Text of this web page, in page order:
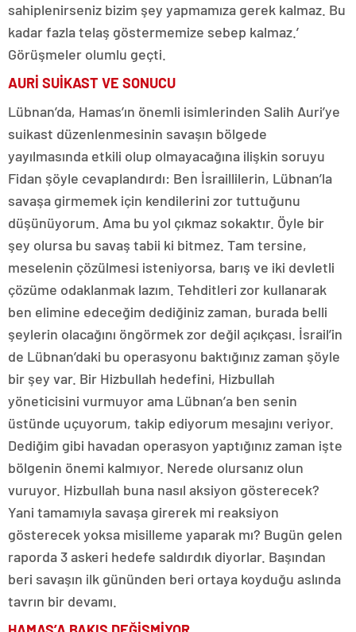
sahiplenirseniz bizim şey yapmamıza gerek kalmaz. Bu
kadar fazla telaş göstermemize sebep kalmaz.’
Görüşmeler olumlu geçti.
AURİ SUİKAST VE SONUCU
Lübnan’da, Hamas’ın önemli isimlerinden Salih Auri’ye
suikast düzenlenmesinin savaşın bölgede
yayılmasında etkili olup olmayacağına ilişkin soruyu
Fidan şöyle cevaplandırdı: Ben İsraillilerin, Lübnan’la
savaşa girmemek için kendilerini zor tuttuğunu
düşünüyorum. Ama bu yol çıkmaz sokaktır. Öyle bir
şey olursa bu savaş tabii ki bitmez. Tam tersine,
meselenin çözülmesi isteniyorsa, barış ve iki devletli
çözüme odaklanmak lazım. Tehditleri zor kullanarak
ben elimine edeceğim dediğiniz zaman, burada belli
şeylerin olacağını öngörmek zor değil açıkçası. İsrail’in
de Lübnan’daki bu operasyonu baktığınız zaman şöyle
bir şey var. Bir Hizbullah hedefini, Hizbullah
yöneticisini vurmuyor ama Lübnan’a ben senin
üstünde uçuyorum, takip ediyorum mesajını veriyor.
Dediğim gibi havadan operasyon yaptığınız zaman işte
bölgenin önemi kalmıyor. Nerede olursanız olun
vuruyor. Hizbullah buna nasıl aksiyon gösterecek?
Yani tamamıyla savaşa girerek mi reaksiyon
gösterecek yoksa misilleme yaparak mı? Bugün gelen
raporda 3 askeri hedefe saldırdık diyorlar. Başından
beri savaşın ilk gününden beri ortaya koyduğu aslında
tavrın bir devamı.